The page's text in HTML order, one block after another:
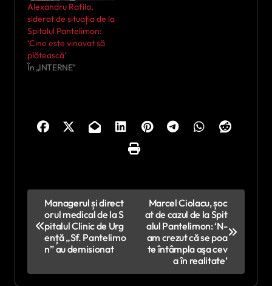
Alexandru Rafila,
siderat de situația de la
Spitalul Pantelimon:
‘Cine este vinovat să
plătească’
În „INTERNE”
g
Managerul și direct
orul medical de la S
pitalul Clinic de Urg
ență „Sf. Pantelimo
n” au demisionat
Marcel Ciolacu, șoc
at de cazul de la Spit
alul Pantelimon: ‘N-
am crezut că se poa
te întâmpla aşa cev
a în realitate’